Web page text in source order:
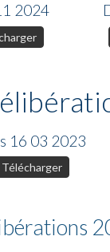
2024
16 03 2023
Télécharger